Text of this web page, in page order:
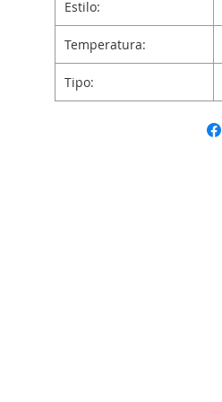
Estilo:
Temperatura:
Tipo: